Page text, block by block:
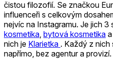
čistou filozofií. Se značkou
influenceři s celkovým
nejvíc na Instagramu. Je jich 3
kosmetika bytová kosmetika a
nich je Klarietka . Každý z nich
napřímo, bez agentur a provizí.